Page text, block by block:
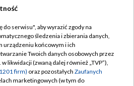
TVP
Regulamin TVP
prywatności
serwisu", aby wyrazić zgody na
śledzenia i zbierania danych,
urządzeniu końcowym i ich
Twoich danych osobowych przez
likwidacji (zwaną dalej również „TVP”),
firm) oraz pozostałych Zaufanych
marketingowych (w tym do